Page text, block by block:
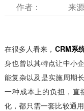
作者： 来
在很多人看来， CRM系
身也曾以其特点让中小
能复杂以及是实施周期
一种成本上的负担，直
化，都只需一套比较通